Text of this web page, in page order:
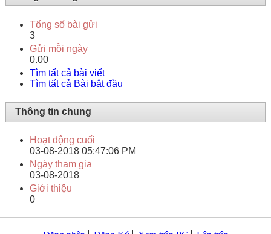
Tổng số bài gửi
3
Gửi mỗi ngày
0.00
Tìm tất cả bài viết
Tìm tất cả Bài bắt đầu
Thông tin chung
Hoạt động cuối
03-08-2018 05:47:06 PM
Ngày tham gia
03-08-2018
Giới thiệu
0